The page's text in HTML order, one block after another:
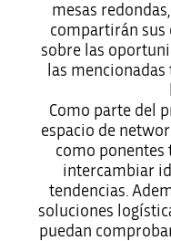
mesas
compartirán sus
sobre las
las
Como parte del
espacio de
como
intercambiar
tendencias.
soluciones
puedan